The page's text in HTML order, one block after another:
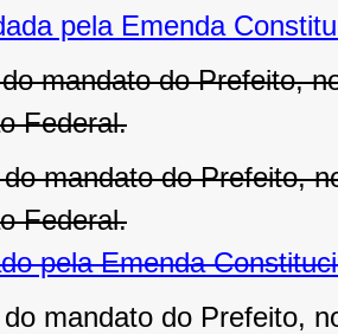
pela Emenda
mandato do Prefeito,
Federal.
mandato do Prefeito,
Federal.
pela Emenda
mandato do Prefeito,